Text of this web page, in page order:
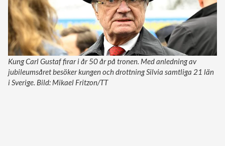
Kung Carl Gustaf firar i år 50 år på tronen. Med anledning av
jubileumsåret besöker kungen och drottning Silvia samtliga 21 län
i Sverige. Bild: Mikael Fritzon/TT